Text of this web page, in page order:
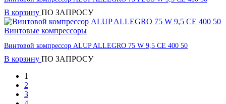
В корзину ПО ЗАПРОСУ
Винтовые компрессоры
Винтовой компрессор ALUP ALLEGRO 75 W 9,5 CE 400 50
В корзину ПО ЗАПРОСУ
1
2
3